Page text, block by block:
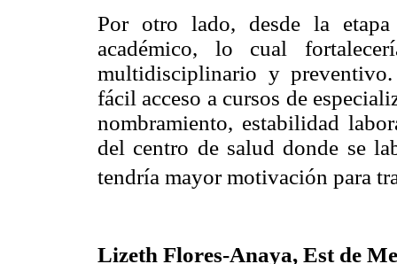
Por otro lado, desde la
académico, lo cual
multidisciplinario y
fácil acceso a cursos de
nombramiento, estabilidad
del centro de salud donde se
tendría mayor motivación para
Lizeth Flores-Anaya, Est de